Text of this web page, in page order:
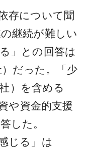
存について聞
継続が難しい
」との回答は
だった。「少
）を含める
や資金的支援
した。
じる」は